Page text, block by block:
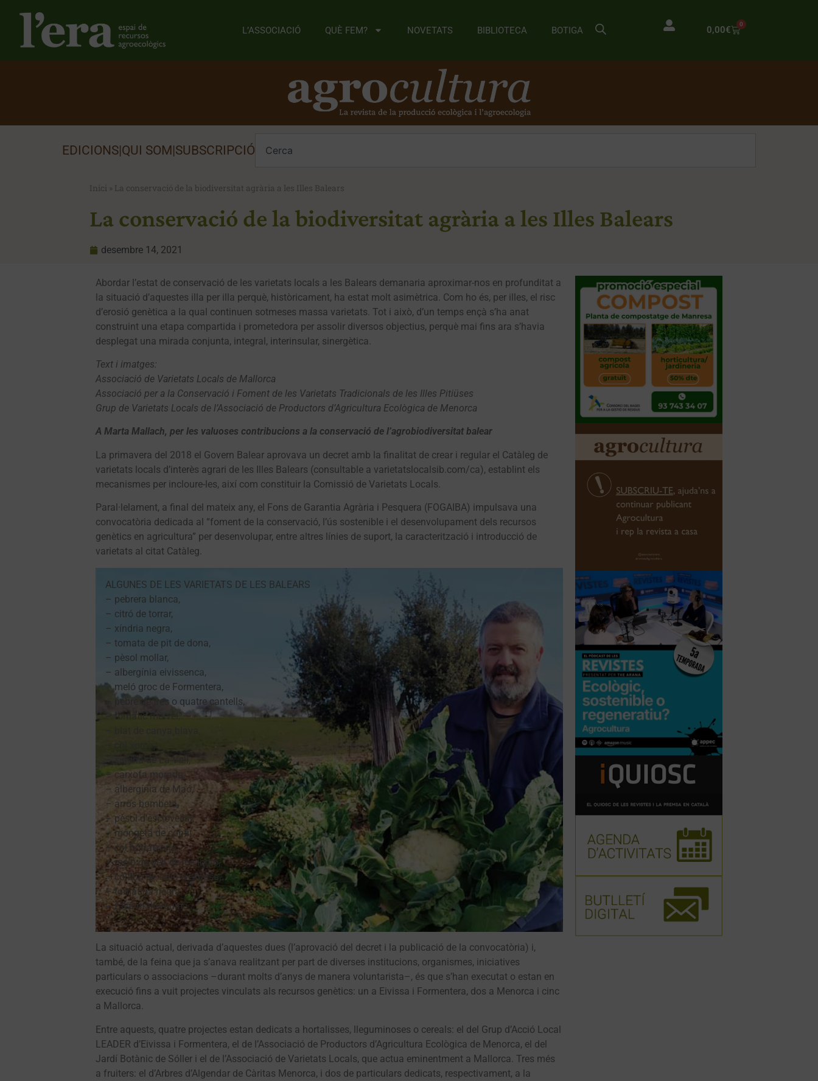
L’ASSOCIACIÓ QUÈ FEM? NOVETATS BIBLIOTECA BOTIGA 0,00€
0
EDICIONS|QUI SOM|SUBSCRIPCIÓ
Inici » La conservació de la biodiversitat agrària a les Illes Balears
La conservació de la biodiversitat agrària a les Illes Balears
desembre 14, 2021
Abordar l’estat de conservació de les varietats locals a les Balears demanaria aproximar-nos en profunditat a
la situació d’aquestes illa per illa perquè, històricament, ha estat molt asimètrica. Com ho és, per illes, el risc
d’erosió genètica a la qual continuen sotmeses massa varietats. Tot i això, d’un temps ençà s’ha anat
construint una etapa compartida i prometedora per assolir diversos objectius, perquè mai fins ara s’havia
desplegat una mirada conjunta, integral, interinsular, sinergètica.
Text i imatges:
Associació de Varietats Locals de Mallorca
Associació per a la Conservació i Foment de les Varietats Tradicionals de les Illes Pitiüses
Grup de Varietats Locals de l’Associació de Productors d’Agricultura Ecològica de Menorca
A Marta Mallach, per les valuoses contribucions a la conservació de l’agrobiodiversitat balear
La primavera del 2018 el Govern Balear aprovava un decret amb la finalitat de crear i regular el Catàleg de
varietats locals d’interès agrari de les Illes Balears (consultable a varietatslocalsib.com/ca), establint els
mecanismes per incloure-les, així com constituir la Comissió de Varietats Locals.
Paral·lelament, a final del mateix any, el Fons de Garantia Agrària i Pesquera (FOGAIBA) impulsava una
convocatòria dedicada al “foment de la conservació, l’ús sostenible i el desenvolupament dels recursos
genètics en agricultura” per desenvolupar, entre altres línies de suport, la caracterització i introducció de
varietats al citat Catàleg.
ALGUNES DE LES VARIETATS DE LES BALEARS
– pebrera blanca,
– citró de torrar,
– xíndria negra,
– tomata de pit de dona,
– pèsol mollar,
– albergínia eivissenca,
– meló groc de Formentera,
– pebre de tres o quatre cantells,
– tomàtic mèrvel,
– síndria de La Vall,
– carxofa morada,
– albergínia de Maó,
– arròs bombeta,
– pèsol d’esclovellar,
– mongeta de confit,
– col borratxona,
– meló de pell de melicotó,
– colflori de fulla d’espasa,
– tomàtiga negra,
– fava mallorquina…
La situació actual, derivada d’aquestes dues (l’aprovació del decret i la publicació de la convocatòria) i,
també, de la feina que ja s’anava realitzant per part de diverses institucions, organismes, iniciatives
particulars o associacions –durant molts d’anys de manera voluntarista–, és que s’han executat o estan en
execució fins a vuit projectes vinculats als recursos genètics: un a Eivissa i Formentera, dos a Menorca i cinc
a Mallorca.
Entre aquests, quatre projectes estan dedicats a hortalisses, lleguminoses o cereals: el del Grup d’Acció Local
LEADER d’Eivissa i Formentera, el de l’Associació de Productors d’Agricultura Ecològica de Menorca, el del
Jardí Botànic de Sóller i el de l’Associació de Varietats Locals, que actua eminentment a Mallorca. Tres més
a fruiters: el d’Arbres d’Algendar de Càritas Menorca, i dos de particulars dedicats, respectivament, a la